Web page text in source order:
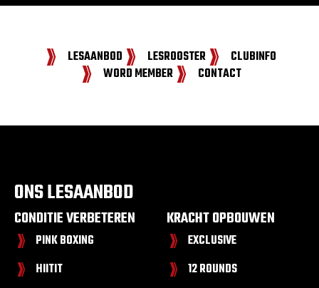
LESAANBOD LESROOSTER
CLUBINFO
WORD MEMBER
CONTACT
ONS LESAANBOD
CONDITIE VERBETEREN
PINK BOXING
HIITIT
KRACHT OPBOUWEN
EXCLUSIVE
12 ROUNDS